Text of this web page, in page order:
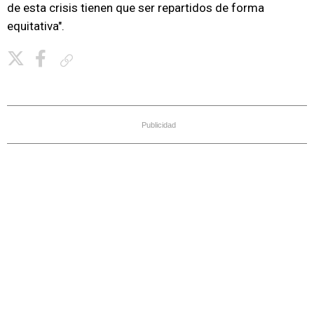
de esta crisis tienen que ser repartidos de forma
equitativa".
Publicidad